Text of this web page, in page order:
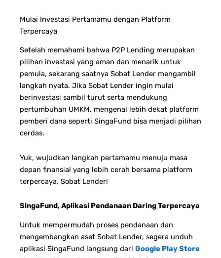
Mulai Investasi Pertamamu dengan Platform
Terpercaya
Setelah memahami bahwa P2P Lending merupakan
pilihan investasi yang aman dan menarik untuk
pemula, sekarang saatnya Sobat Lender mengambil
langkah nyata. Jika Sobat Lender ingin mulai
berinvestasi sambil turut serta mendukung
pertumbuhan UMKM, mengenal lebih dekat platform
pemberi dana seperti SingaFund bisa menjadi pilihan
cerdas.
Yuk, wujudkan langkah pertamamu menuju masa
depan finansial yang lebih cerah bersama platform
terpercaya, Sobat Lender!
SingaFund, Aplikasi Pendanaan Daring Terpercaya
Untuk mempermudah proses pendanaan dan
mengembangkan aset Sobat Lender, segera unduh
aplikasi SingaFund langsung dari Google Play Store